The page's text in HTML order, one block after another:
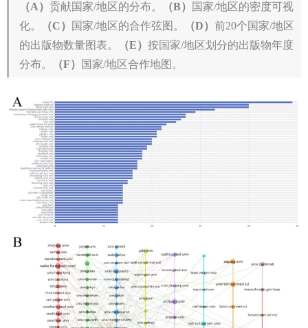
（A） 贡献国家/地区的分布。 （B）
国家/地区的密度可视
化。
（C） 国家/地区的合作弦图。 （D） 前20个国家/地区
的出版物数量图表。
（E） 按国家/地区划分的出版物年度
分布。
（F） 国家/地区合作地图。